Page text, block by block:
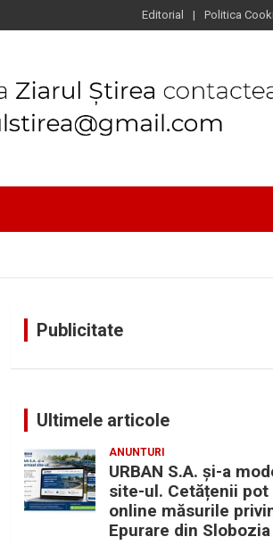
Editorial Politica
Publicitate
Ultimele articole
ANUNTURI
URBAN S.A. și-a
site-ul. Cetățenii
online măsurile
Epurare din Slobozia